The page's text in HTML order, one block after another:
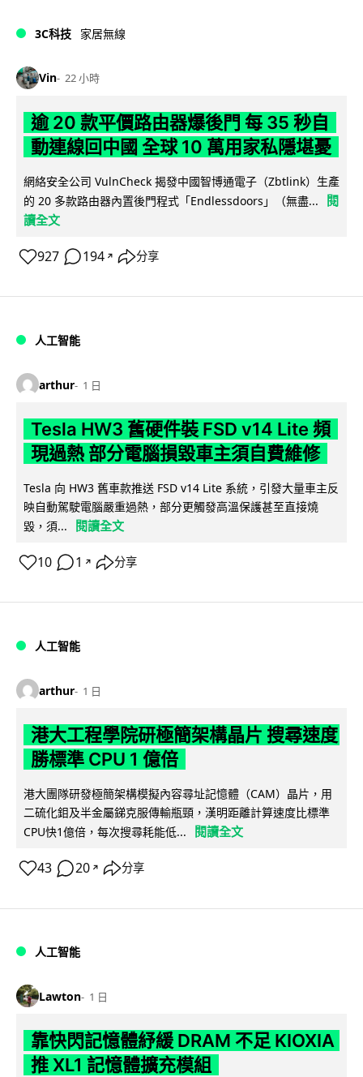
3C科技 家居無線
Vin 22 小時
逾 20 款平價路由器爆後門 每 35 秒自
動連線回中國 全球 10 萬用家私隱堪憂
網絡安全公司 VulnCheck 揭發中國智博通電子（Zbtlink）生產
的 20 多款路由器內置後門程式「Endlessdoors」（無盡...
閱
讀全文
927 194 ↗ 分享
人工智能
arthur 1 日
Tesla HW3 舊硬件裝 FSD v14 Lite 頻
現過熱 部分電腦損毀車主須自費維修
Tesla 向 HW3 舊車款推送 FSD v14 Lite 系統，引發大量車主反
映自動駕駛電腦嚴重過熱，部分更觸發高溫保護甚至直接燒
毀，須...
閱讀全文
10 1 ↗ 分享
人工智能
arthur 1 日
港大工程學院研極簡架構晶片 搜尋速度
勝標準 CPU 1 億倍
港大團隊研發極簡架構模擬內容尋址記憶體（CAM）晶片，用
二硫化鉬及半金屬銻克服傳輸瓶頸，漢明距離計算速度比標準
CPU快1億倍，每次搜尋耗能低...
閱讀全文
43 20 ↗ 分享
人工智能
Lawton 1 日
靠快閃記憶體紓緩 DRAM 不足 KIOXIA
推 XL1 記憶體擴充模組